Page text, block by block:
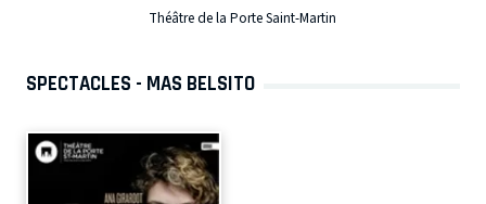
Théâtre de la Porte Saint-Martin
SPECTACLES - MAS BELSITO